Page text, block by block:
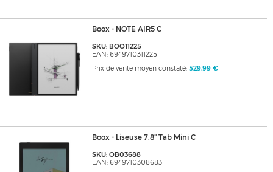
Boox - NOTE AIR5 C
SKU: BOO11225
EAN: 6949710311225
Prix de vente moyen constaté: 529,99 €
Boox - Liseuse 7.8" Tab Mini C
SKU: OB03688
EAN: 6949710308683